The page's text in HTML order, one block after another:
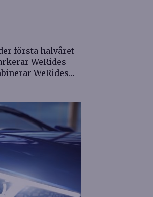
första halvåret
WeRides
WeRides…